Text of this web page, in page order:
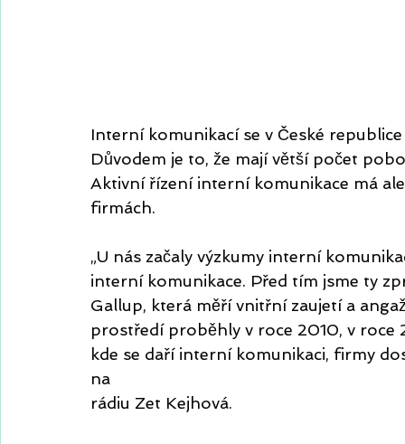
Interní komunikací se v České
Důvodem je to, že mají větší počet
Aktivní řízení interní komunikace má
firmách.
„U nás začaly výzkumy interní
interní komunikace. Před tím jsme ty
Gallup, která měří vnitřní zaujetí a
prostředí proběhly v roce 2010, v roce
kde se daří interní komunikaci, firmy
na
rádiu Zet Kejhová.